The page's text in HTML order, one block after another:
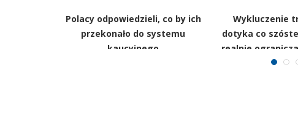
Polacy odpowiedzieli, co by ich
przekonało do systemu
kaucyjnego
Wykluczenie
dotyka co
realnie